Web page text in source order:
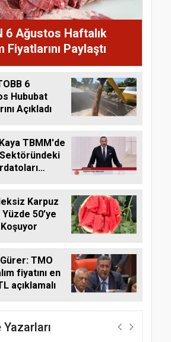
6 Ağustos Haftalık
Fiyatlarını Paylaştı
6
Hububat
Açıkladı
TBMM'de
Karpuz
Yüzde 50’ye
TMO
fiyatını en
açıklamalı
Yazarları
Harun Göksel
Kanalın Sonundaki Acı
Gerçek: Mardin'de 600
Metreden Su, Günde 8
Zühal İrgaş
Küresel Masada Yerel
Zirvesi’nde Coğrafi
İşaret Diplomasisi